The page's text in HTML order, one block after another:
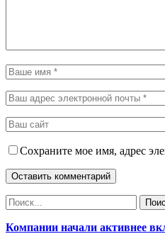
Сохраните мое имя, адрес
Компании начали активнее